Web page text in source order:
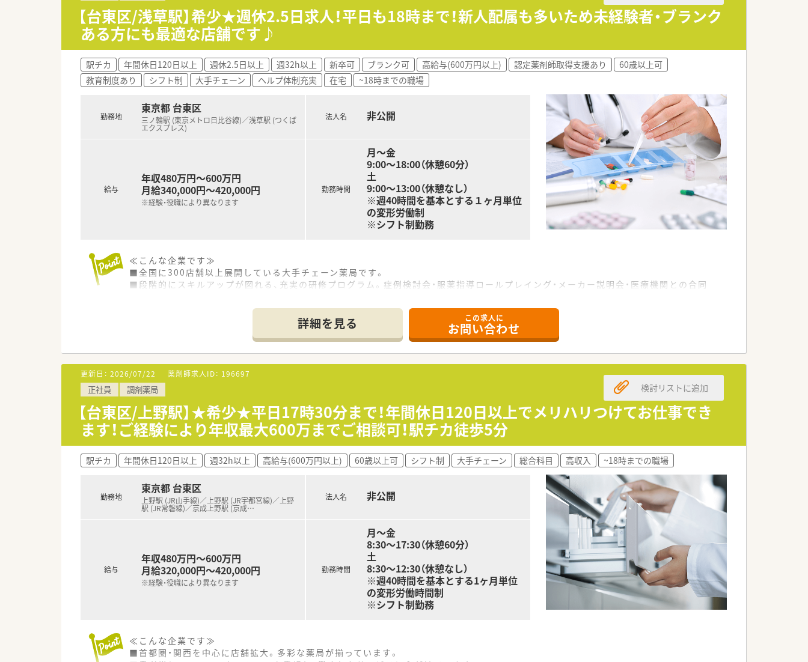
【台東区/浅草駅】希少★週休2.5日求人！平日も18時まで！新人配属も多いため未経験者・ブランク
ある方にも最適な店舗です♪
駅チカ 年間休日120日以上 週休2.5日以上 週32h以上 新卒可 ブランク可 高給与(600万円以上) 認定薬剤師取得支援あり
60歳以上可
教育制度あり
シフト制 大手チェーン ヘルプ体制充実 在宅 ~18時までの職場
勤務地
東京都 台東区
三ノ輪駅 (東京メトロ日比谷線)／浅草駅 (つくば
エクスプレス)
給与
年収480万円～600万円
月給340,000円～420,000円
※経験・役職により異なります
法人名 非公開
勤務時間
月～金
9:00～18:00（休憩60分）
土
9:00～13:00（休憩なし）
※週40時間を基本とする１ヶ月単位
の変形労働制
※シフト制勤務
≪こんな企業です≫
■全国に300店舗以上展開している大手チェーン薬局です。
■段階的にスキルアップが図れる、充実の研修プログラム。症例検討会・服薬指導ロールプレイング・メーカー説明会・医療機関との合同
■年間休日125日!福利厚生も充実しているので、安心して働けます。
■福利厚生充実！環境良好で、退職者が少ないのも魅力です。
■「育児・介護休業制度」に加えて、「育児・介護短時間勤務制度」もあります。
≪こんな薬局です≫
■人気の浅草エリア♪
■応需科目は内科・整形外科・眼科・リハビリテーション科
■在宅も積極的に取り組んでいます！
■処方箋枚数は50～60枚/日
■新人配属も多いため未経験者にも最適な店舗です♪
■機械はイーサー・Vマスが設置されています
■加算関係がしっかりと算定されているため、地域体制加算など技術料の面で安定しています
■患者様とのコミュニケーションを大切にしているため、座って投薬しています
詳細を見る この求人に
お問い合わせ
更新日： 2026/07/22 薬剤師求人ID： 196697
正社員 調剤薬局
【台東区/上野駅】★希少★平日17時30分まで！年間休日120日以上でメリハリつけてお仕事でき
ます！ご経験により年収最大600万までご相談可！駅チカ徒歩5分
検討リストに追加
駅チカ 年間休日120日以上 週32h以上 高給与(600万円以上) 60歳以上可 シフト制 大手チェーン 総合科目 高収入 ~18時までの職場
勤務地
東京都 台東区
上野駅 (JR山手線)／上野駅 (JR宇都宮線)／上野
駅 (JR常磐線)／京成上野駅 (京成…
給与
年収480万円～600万円
月給320,000円～420,000円
※経験・役職により異なります
法人名 非公開
勤務時間
月～金
8:30～17:30（休憩60分）
土
8:30～12:30（休憩なし）
※週40時間を基本とする1ヶ月単位
の変形労働時間制
※シフト制勤務
≪こんな企業です≫
■首都圏・関西を中心に店舗拡大。多彩な薬局が揃っています。